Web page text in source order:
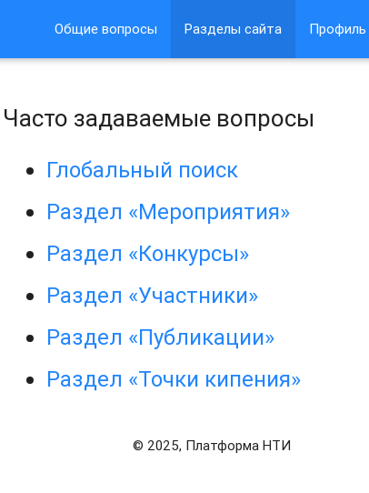
Общие вопросы Разделы сайта Профиль
Часто задаваемые вопросы
Глобальный поиск
Раздел «Мероприятия»
Раздел «Конкурсы»
Раздел «Участники»
Раздел «Публикации»
Раздел «Точки кипения»
© 2025, Платформа НТИ